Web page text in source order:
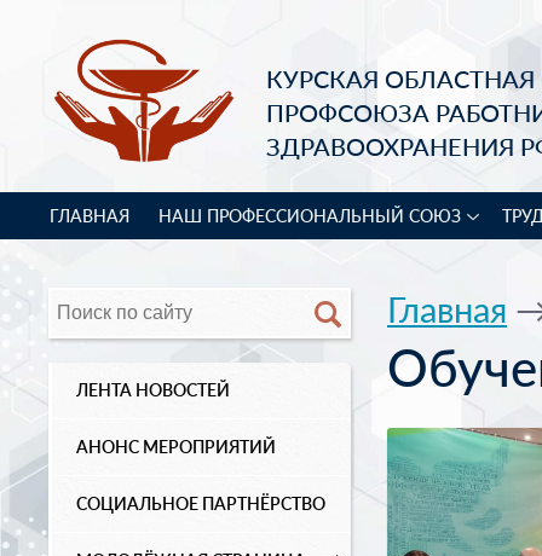
КУРСКАЯ
ПРОФСОЮЗА
ЗДРАВООХРАНЕНИЯ
ГЛАВНАЯ НАШ ПРОФЕССИОНАЛЬНЫЙ СОЮЗ
ЛЕНТА НОВОСТЕЙ
АНОНС МЕРОПРИЯТИЙ
СОЦИАЛЬНОЕ ПАРТНЁРСТВО
Главная